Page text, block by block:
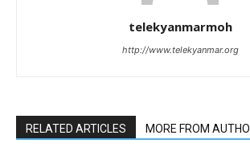
telekyanmarmoh
http://www.telekyanmar.org
RELATED ARTICLES MORE FROM